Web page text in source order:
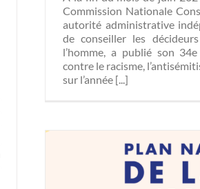
Commission Nationale
autorité administrative
de conseiller les
l’homme, a publié son
contre le racisme,
sur l’année [...]